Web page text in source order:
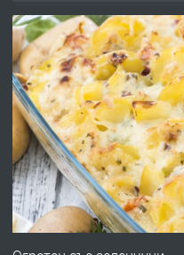
ПРЕДЛАГА
ПРЕДЛАГА
Първи